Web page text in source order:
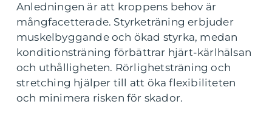
Anledningen är att kroppens behov är
mångfacetterade. Styrketräning erbjuder
muskelbyggande och ökad styrka, medan
konditionsträning förbättrar hjärt-kärlhälsan
och uthålligheten. Rörlighetsträning och
stretching hjälper till att öka flexibiliteten
och minimera risken för skador.